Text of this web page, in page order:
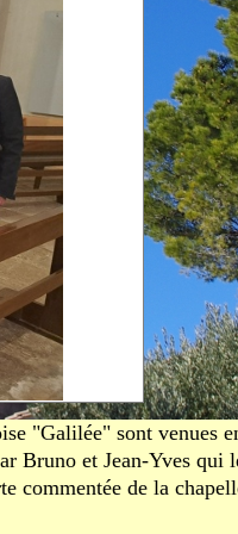
Conférence Toponymie des
Dentelles, 5 février 2026
Assemblée générale 2025
Conférence Thérémine, 11
décembre 2025
Olivades de l'Académie, 27
novembre 2025
Conférence Le royaume
normand de Sicile par Luc
Benoist, 13 novembre 2025
Reprise des activités,
septembre 2025
Rendez-vous aux jardins, 7
juin 2025
Conférence Hirondelles par
Elie Dunand, 5 juin 2025
Adieu à Claude Milhaud, 12
mai 2025
Sortie botanique, 6 mai
"Galilée" sont venues
Bruno et Jean-Yves qui
commentée de la